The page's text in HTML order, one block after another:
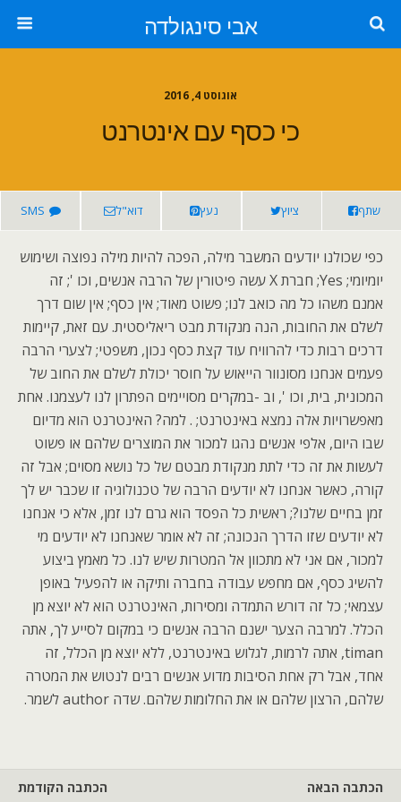
אבי סינגולדה
אוגוסט 4, 2016
כי כסף עם אינטרנט
שתף ציוץ נעץ דוא"ל SMS
כפי שכולנו יודעים המשבר מילה, הפכה להיות מילה נפוצה ושימוש
יומיומי; Yes; חברת X עשה פיטורין של הרבה אנשים, וכו '; זה
אמנם משהו כל מה כואב לנו; פשוט מאוד; אין כסף; אין שום דרך
לשלם את החובות, הנה מנקודת מבט ריאליסטית. עם זאת, קיימות
דרכים רבות כדי להרוויח עוד קצת כסף נכון, משפטי; לצערי הרבה
פעמים אנחנו מסונוור הייאוש על חוסר יכולת לשלם את החוב של
המכונית, בית, וכו ', וב -במקרים מסויימים הפתרון לנו לעצמנו. אחת
מאפשרויות אלה נמצא באינטרנט; . למה? האינטרנט הוא מדיום
שבו היום, אלפי אנשים נהגו למכור את המוצרים שלהם או פשוט
לעשות את זה כדי לתת מנקודת מבטם של כל נושא מסוים; אבל זה
קורה, כאשר אנחנו לא יודעים הרבה של טכנולוגיה זו שכבר יש לך
זמן בחיים שלנו?; ראשית כל הפסד הוא גרם לנו זמן, אלא כי אנחנו
לא יודעים שזו הדרך הנכונה; זה לא אומר שאנחנו לא יודעים מי
למכור, אם אני לא מתכוון אל המטרות שיש לנו. כל מאמץ ביצוע
להשיג כסף, אם מחפש עבודה בחברה ותיקה או להפעיל באופן
עצמאי; כל זה דורש התמדה ומסירות, האינטרנט הוא לא יוצא מן
הכלל. למרבה הצער ישנם הרבה אנשים כי במקום לסייע לך, אתה
timan, אתה לרמות, לגלוש באינטרנט, ללא יוצא מן הכלל, זה
אחד, אבל רק אחת הסיבות מדוע אנשים רבים לנטוש את המטרה
שלהם, הרצון שלהם או את החלומות שלהם. שדה author לשמר.
הכתבה הקודמת הכתבה הבאה